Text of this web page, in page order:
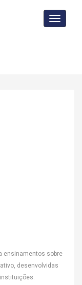
Toggle
ensinamentos sobre
desenvolvidas